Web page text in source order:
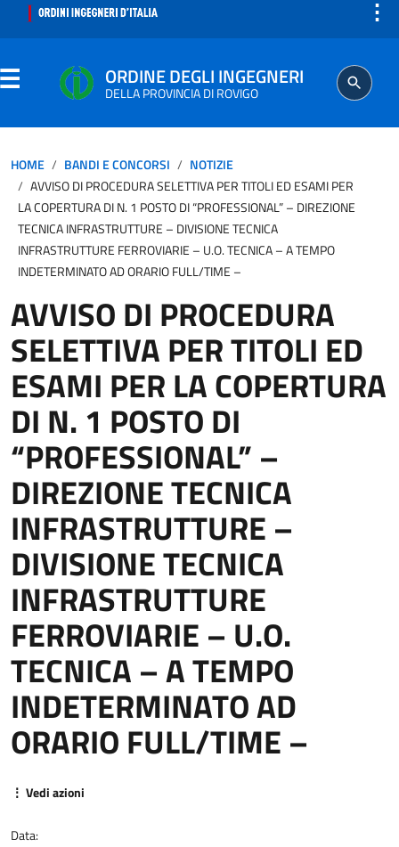
⋮
ORDINE DEGLI INGEGNERI
DELLA PROVINCIA DI ROVIGO
SEGRETERIA
PROFESSIONE
ISCRITTO
AGGIORNAMENTO PROFESSIONALE
HOME BANDI E CONCORSI
NOTIZIE
AVVISO DI PROCEDURA SELETTIVA PER TITOLI ED ESAMI PER
LA COPERTURA DI N. 1 POSTO DI “PROFESSIONAL” – DIREZIONE
TECNICA INFRASTRUTTURE – DIVISIONE TECNICA
INFRASTRUTTURE FERROVIARIE – U.O. TECNICA – A TEMPO
INDETERMINATO AD ORARIO FULL/TIME –
AVVISO DI PROCEDURA
SELETTIVA PER TITOLI ED
ESAMI PER LA COPERTURA
DI N. 1 POSTO DI
“PROFESSIONAL” –
DIREZIONE TECNICA
INFRASTRUTTURE –
DIVISIONE TECNICA
INFRASTRUTTURE
FERROVIARIE – U.O.
TECNICA – A TEMPO
INDETERMINATO AD
ORARIO FULL/TIME –
⋮ Vedi azioni
Data: